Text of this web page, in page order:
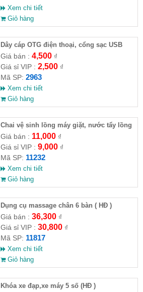
Xem chi tiết
Giỏ hàng
Dây cáp OTG điện thoại, cổng sạc USB
Giá bán : 4,500₫
Giá sỉ VIP : 2,500₫
Mã SP: 2963
Xem chi tiết
Giỏ hàng
Chai vệ sinh lồng máy giặt, nước tẩy lồng
máy giặt CLEANING FLUID
Giá bán : 11,000₫
Giá sỉ VIP : 9,000₫
Mã SP: 11232
Xem chi tiết
Giỏ hàng
Dụng cụ massage chân 6 bàn ( HĐ )
Giá bán : 36,300₫
Giá sỉ VIP : 30,800₫
Mã SP: 11817
Xem chi tiết
Giỏ hàng
Khóa xe đạp,xe máy 5 số (HĐ )